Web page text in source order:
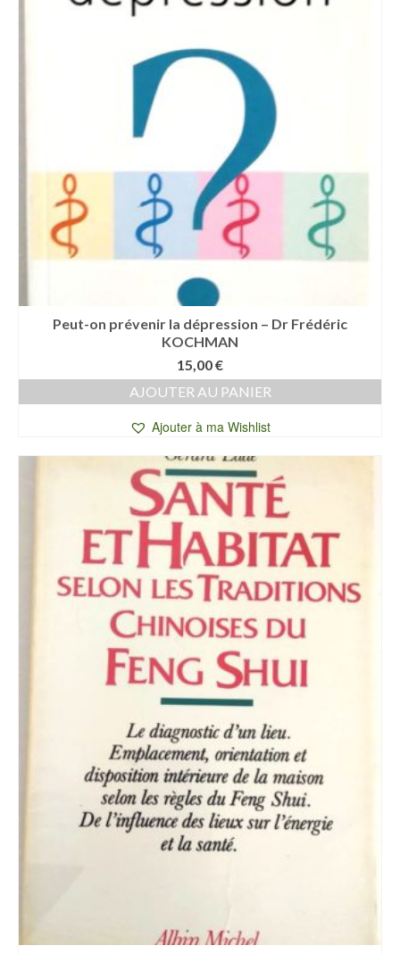
Peut-on prévenir la dépression – Dr Frédéric
KOCHMAN
15,00€
AJOUTER AU PANIER
Ajouter à ma Wishlist